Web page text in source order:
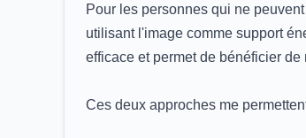
Pour les personnes qui ne
utilisant l'image comme support
efficace et permet de bénéficier
Ces deux approches me